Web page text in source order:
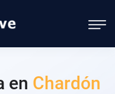
en Chardón